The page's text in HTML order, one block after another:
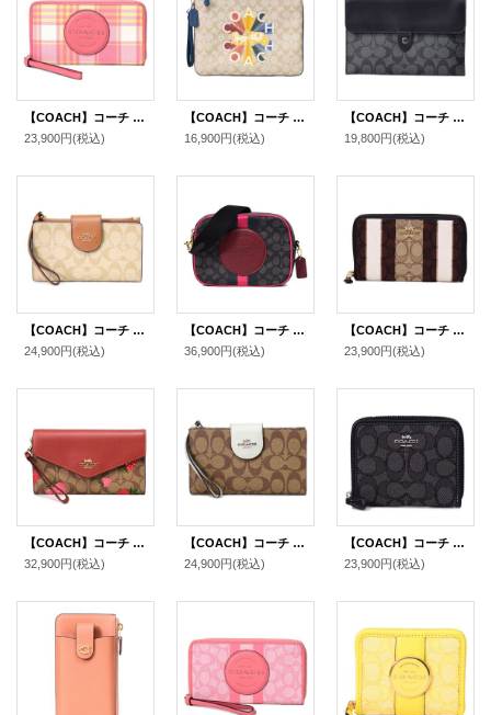
【COACH】コーチ ジャガード ぺブルレザー デンプシー ロゴ パッチ ラージ iPhone スマホ フォン ウォレット リストレット 財布 タフィーマルチ（日本未発売）
23,900円(税込)
【COACH】コーチ コーティングキャンバス スムースレザー シグネチャー ロゴ ラジアル レインボー ラージ リストレット 30 クラッチバッグ ライトカーキ×デニムマルチ（日本未発売）
16,900円(税込)
【COACH】コーチ ipadケース PCケース コーティングキャンバス カーフレザー シグネチャー ミニ タブレット スリーブ iPad iPhone スマホ テック ケース チャコール〔日本未発売〕
19,800円(税込)
【COACH】コーチ コーティングキャンバス レザー シグネチャー カラーブロック フォン iPhone スマホ テック ウォレット リストレット 財布 ライトカーキ×ライトサドル〔日本未発売〕
24,900円(税込)
【COACH】コーチ ジャガード ぺブルレザー シグネチャー デンプシー ストライプ パッチ カメラバッグ クロスボディ 斜め掛け 2way クラッチ ショルダーバッグ ブラック×ワインマルチ（日本未発売）
36,900円(税込)
【COACH】コーチ ジャガード スムースレザー シグネチャー ミディアム ストライプ ジップ アラウンド 二つ折り 財布 カーキブラックマルチ〔日本未発売〕
23,900円(税込)
【COACH】コーチ コーティングキャンバス レザー シグネチャー ストロベリー 苺 トラベル エンベロープ リストレット付き ウォレット 三つ折り 長財布 カーキマルチ（日本未発売）
32,900円(税込)
【COACH】コーチ コーティングキャンバス レザー シグネチャー カラーブロック フォン iPhone スマホ テック ウォレット リストレット 財布 カーキ×ライトセージ〔日本未発売〕
24,900円(税込)
【COACH】コーチ ジャガード レザー シグネチャー ロゴ スモール ジップ アラウンド ウォレット 二つ折り 財布 ブラックスモークブラックマルチ〔日本未発売〕
23,900円(税込)